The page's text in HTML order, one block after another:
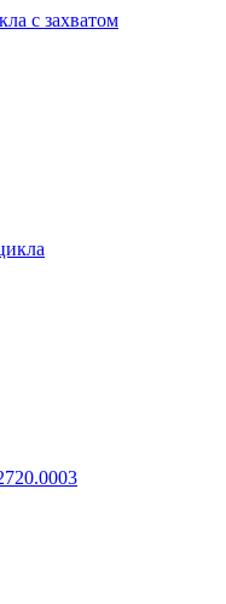
с захватом